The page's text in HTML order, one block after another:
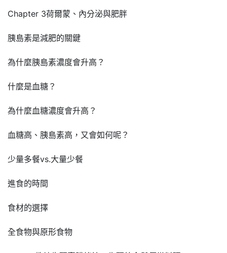
Chapter 3荷爾蒙、內分泌與肥胖
胰島素是減肥的關鍵
為什麼胰島素濃度會升高？
什麼是血糖？
為什麼血糖濃度會升高？
血糖高、胰島素高，又會如何呢？
少量多餐vs.大量少餐
進食的時間
食材的選擇
全食物與原形食物